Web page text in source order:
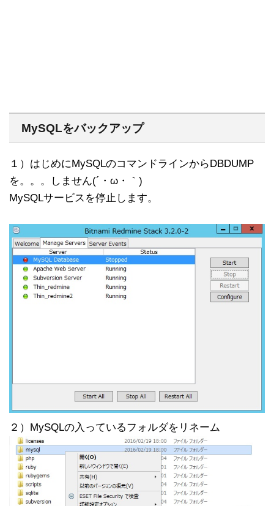
MySQLをバックアップ
１）はじめにMySQLのコマンドラインからDBDUMP
を。。。しません(´・ω・｀)
MySQLサービスを停止します。
２）MySQLの入っているフォルダをリネーム